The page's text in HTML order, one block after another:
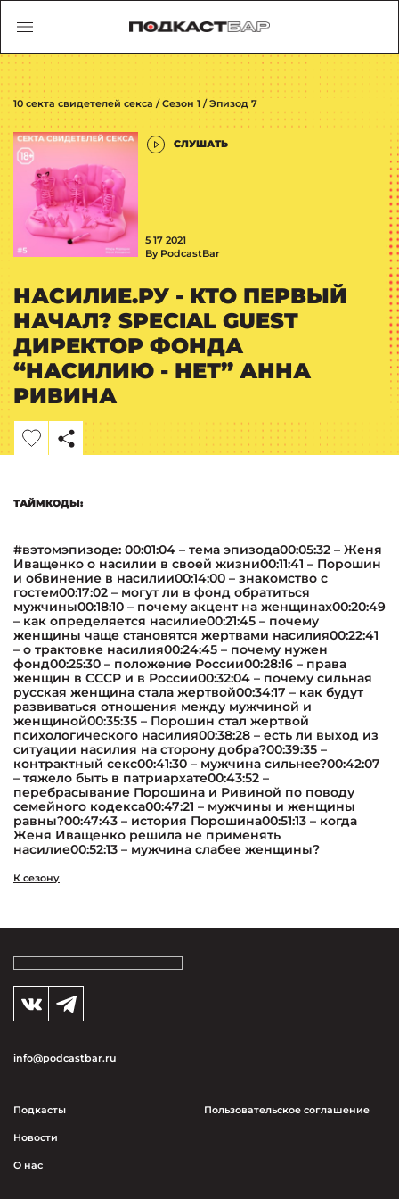
10 секта свидетелей секса / Сезон 1 / Эпизод 7
СЛУШАТЬ
5 17 2021
By PodcastBar
НАСИЛИЕ.РУ - КТО ПЕРВЫЙ
НАЧАЛ? SPECIAL GUEST
ДИРЕКТОР ФОНДА
“НАСИЛИЮ - НЕТ” АННА
РИВИНА
ТАЙМКОДЫ:
#вэтомэпизоде: 00:01:04 – тема эпизода00:05:32 – Женя
Иващенко о насилии в своей жизни00:11:41 – Порошин
и обвинение в насилии00:14:00 – знакомство с
гостем00:17:02 – могут ли в фонд обратиться
мужчины00:18:10 – почему акцент на женщинах00:20:49
– как определяется насилие00:21:45 – почему
женщины чаще становятся жертвами насилия00:22:41
– о трактовке насилия00:24:45 – почему нужен
фонд00:25:30 – положение России00:28:16 – права
женщин в СССР и в России00:32:04 – почему сильная
русская женщина стала жертвой00:34:17 – как будут
развиваться отношения между мужчиной и
женщиной00:35:35 – Порошин стал жертвой
психологического насилия00:38:28 – есть ли выход из
ситуации насилия на сторону добра?00:39:35 –
контрактный секс00:41:30 – мужчина сильнее?00:42:07
– тяжело быть в патриархате00:43:52 –
перебрасывание Порошина и Ривиной по поводу
семейного кодекса00:47:21 – мужчины и женщины
равны?00:47:43 – история Порошина00:51:13 – когда
Женя Иващенко решила не применять
насилие00:52:13 – мужчина слабее женщины?
К сезону
info@podcastbar.ru
Подкасты
Новости
О нас
Пользовательское соглашение